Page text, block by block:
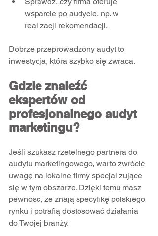
wsparcie po audycie, np. w
realizacji rekomendacji.
Dobrze przeprowadzony audyt to
inwestycja, która szybko się zwraca.
Gdzie znaleźć
ekspertów od
profesjonalnego audyt
marketingu?
Jeśli szukasz rzetelnego partnera do
audytu marketingowego, warto zwrócić
uwagę na lokalne firmy specjalizujące
się w tym obszarze. Dzięki temu masz
pewność, że znają specyfikę polskiego
rynku i potrafią dostosować działania
do Twojej branży.